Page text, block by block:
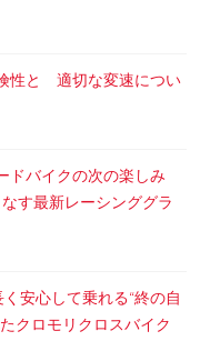
性と 適切な変速につい
ードバイクの次の楽しみ
す最新レーシンググラ
く安心して乗れる“終の自
クロモリクロスバイク